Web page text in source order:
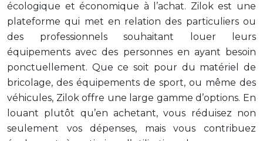
écologique et économique à l’achat. Zilok est une
plateforme qui met en relation des particuliers ou
des professionnels souhaitant louer leurs
équipements avec des personnes en ayant besoin
ponctuellement. Que ce soit pour du matériel de
bricolage, des équipements de sport, ou même des
véhicules, Zilok offre une large gamme d’options. En
louant plutôt qu’en achetant, vous réduisez non
seulement vos dépenses, mais vous contribuez